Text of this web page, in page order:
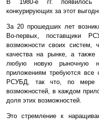
В 1980-е гг. появилось
конкурирующих за этот
За 20 прошедших лет
Во-первых, поставщики
возможности своих систем,
качества на рынке, а также
любую новую рыночную
приложениям требуются все
РСУБД, так что, по мере
возможностей, в каждом
доля этих возможностей.
Это стремление к